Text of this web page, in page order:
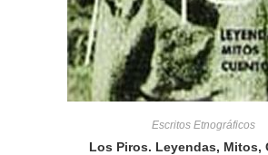
Escritos Etnográficos
Los Piros. Leyendas, Mitos,